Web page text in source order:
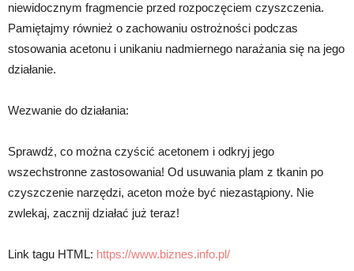
niewidocznym fragmencie przed rozpoczęciem czyszczenia.
Pamiętajmy również o zachowaniu ostrożności podczas
stosowania acetonu i unikaniu nadmiernego narażania się na jego
działanie.
Wezwanie do działania:
Sprawdź, co można czyścić acetonem i odkryj jego
wszechstronne zastosowania! Od usuwania plam z tkanin po
czyszczenie narzędzi, aceton może być niezastąpiony. Nie
zwlekaj, zacznij działać już teraz!
Link tagu HTML: https://www.biznes.info.pl/